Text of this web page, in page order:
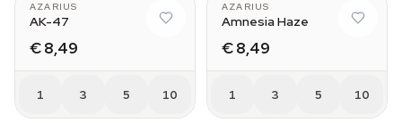
AZARIUS
AK-47
€ 8,49
1 3 5 10
AZARIUS
Amnesia Haze
€ 8,49
1 3 5 10